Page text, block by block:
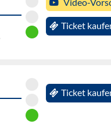
Video-
Ticket
Ticket